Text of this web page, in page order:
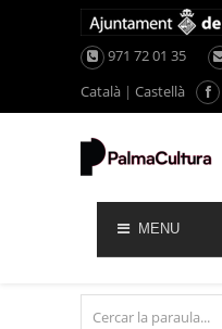
971 72 01 35
Català | Castellà
MENU